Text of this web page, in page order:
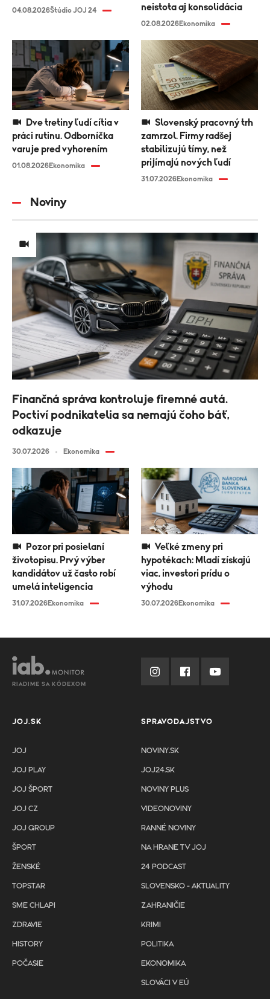
04.08.2026Štúdio JOJ 24
neistota aj konsolidácia
02.08.2026Ekonomika
práci rutinu. Odborníčka
varuje pred vyhorením
01.08.2026Ekonomika
zamrzol. Firmy radšej
stabilizujú tímy, než
prijímajú nových ľudí
31.07.2026Ekonomika
Noviny
životopisu. Prvý výber
kandidátov už často robí
umelá inteligencia
31.07.2026Ekonomika
hypotékach: Mladí získajú
viac, investori prídu o
výhodu
30.07.2026Ekonomika
Finančná správa kontroluje firemné autá.
Poctiví podnikatelia sa nemajú čoho báť,
odkazuje
30.07.2026 Ekonomika
RIADIME SA KÓDEXOM
JOJ.SK
JOJ
JOJ PLAY
JOJ ŠPORT
JOJ CZ
JOJ GROUP
ŠPORT
ŽENSKÉ
TOPSTAR
SME CHLAPI
ZDRAVIE
HISTORY
POČASIE
SPRAVODAJSTVO
NOVINY.SK
JOJ24.SK
NOVINY PLUS
VIDEONOVINY
RANNÉ NOVINY
NA HRANE TV JOJ
24 PODCAST
SLOVENSKO - AKTUALITY
ZAHRANIČIE
KRIMI
POLITIKA
EKONOMIKA
SLOVÁCI V EÚ